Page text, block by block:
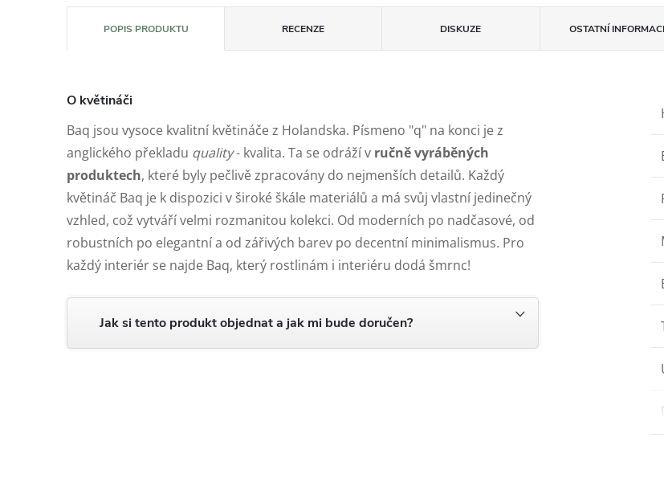
POPIS PRODUKTU RECENZE DISKUZE OSTATNÍ
O květináči
Baq jsou vysoce kvalitní květináče z Holandska. Písmeno "q" na konci je z
anglického překladu quality- kvalita. Ta se odráží v ručně vyráběných
produktech, které byly pečlivě zpracovány do nejmenších detailů. Každý
květináč Baq je k dispozici v široké škále materiálů a má svůj vlastní jedinečný
vzhled, což vytváří velmi rozmanitou kolekci. Od moderních po nadčasové, od
robustních po elegantní a od zářivých barev po decentní minimalismus. Pro
každý interiér se najde Baq, který rostlinám i interiéru dodá šmrnc!
Jak si tento produkt objednat a jak mi bude doručen?